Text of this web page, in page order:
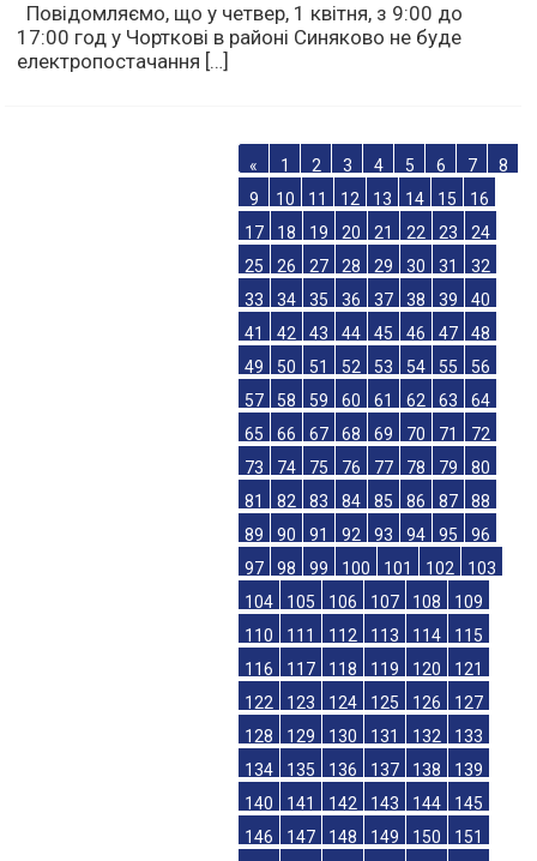
Повідомляємо, що у четвер, 1 квітня, з 9:00 до
17:00 год у Чорткові в районі Синяково не буде
електропостачання […]
« 1 2 3 4 5 6 7
8
9
10 11 12 13 14 15
16
17
18 19 20 21 22 23
24
25
26 27 28 29 30 31
32
33
34 35 36 37 38 39
40
41
42 43 44 45 46 47
48
49
50 51 52 53 54 55
56
57
58 59 60 61 62 63
64
65
66 67 68 69 70 71
72
73
74 75 76 77 78 79
80
81
82 83 84 85 86 87
88
89
90 91 92 93 94 95
96
97
98 99 100 101 102
103
104
105 106 107 108
109
110
111 112 113 114
115
116
117 118 119 120
121
122
123 124 125 126
127
128
129 130 131 132
133
134
135 136 137 138
139
140
141 142 143 144
145
146
147 148 149 150
151